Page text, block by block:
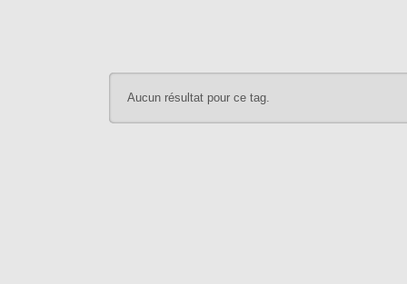
Aucun résultat pour ce tag.